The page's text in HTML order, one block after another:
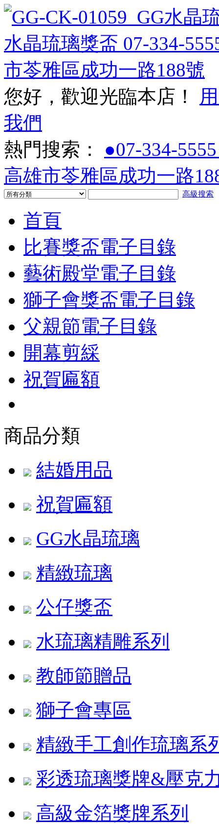
您好，歡迎光臨本店！
我們
熱門搜索： ●07-334-
高雄市苓雅區成功一路
高級搜索
首頁
比賽獎盃電子目錄
藝術殿堂電子目錄
獅子會獎盃電子目錄
父親節電子目錄
開幕剪綵
祝賀匾額
商品分類
結婚用品
祝賀匾額
GG水晶琉璃
精緻琉璃
公仔獎盃
水琉璃精雕系列
教師節贈品
獅子會專區
精緻手工創作琉璃系
彩透琉璃獎牌&壓克
高級金箔獎牌系列